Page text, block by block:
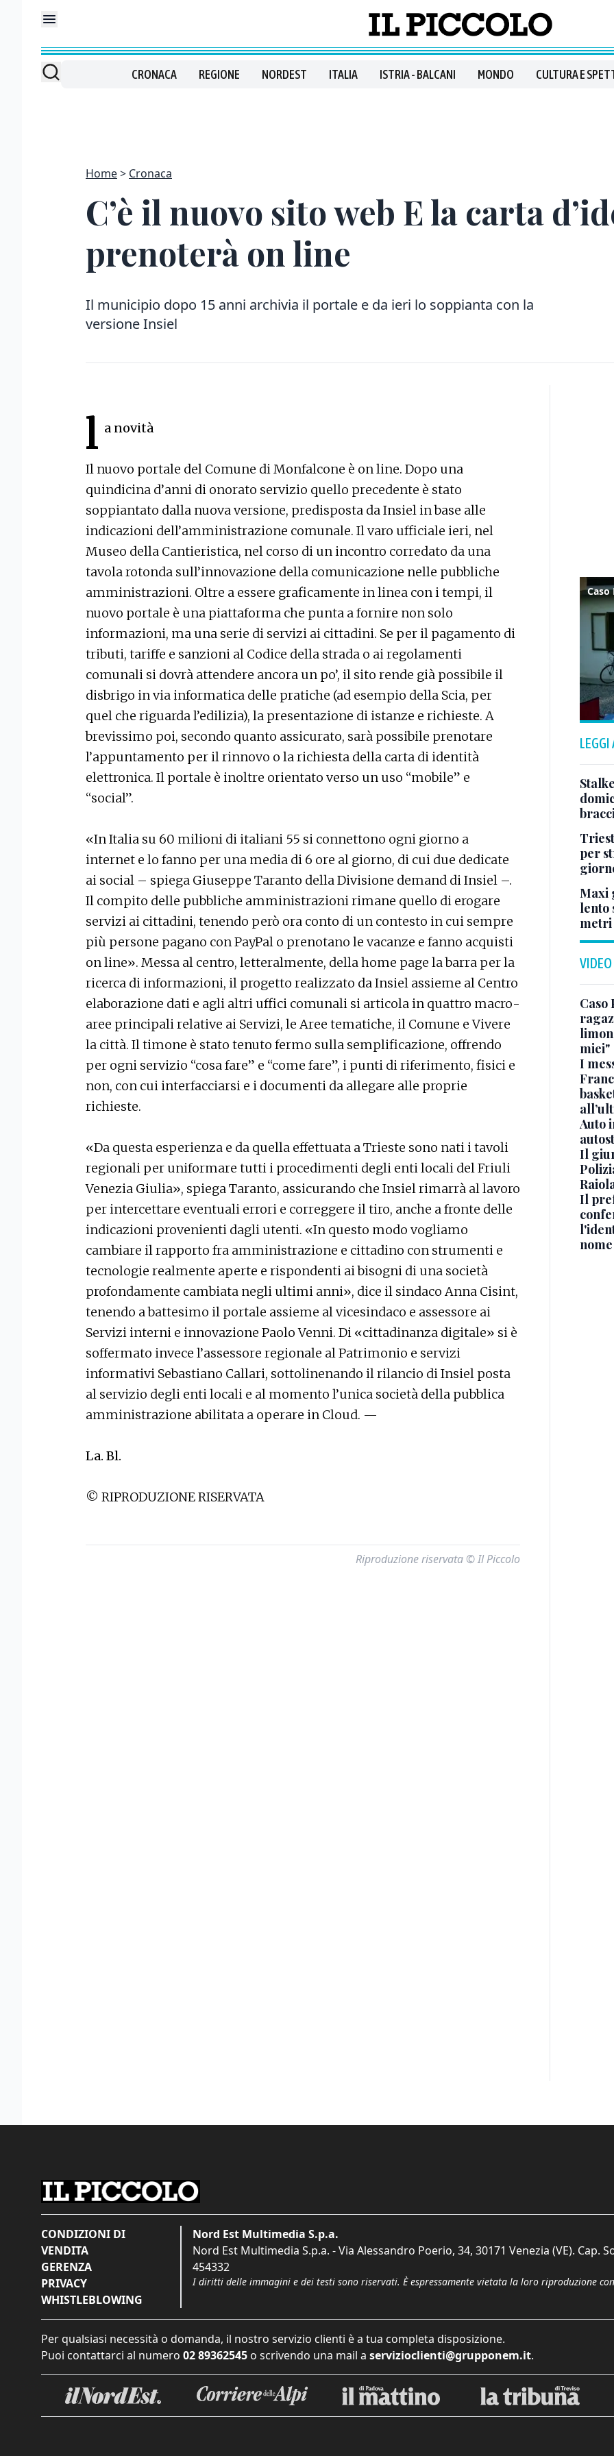
CRONACA REGIONE NORDEST ITALIA ISTRIA - BALCANI MONDO CULTURA E
Home Cronaca
C’è il nuovo sito web E la carta
prenoterà on line
Il municipio dopo 15 anni archivia il portale e da ieri lo soppianta con la
versione Insiel
l a novità
Il nuovo portale del Comune di Monfalcone è on line. Dopo una
quindicina d’anni di onorato servizio quello precedente è stato
soppiantato dalla nuova versione, predisposta da Insiel in base alle
indicazioni dell’amministrazione comunale. Il varo ufficiale ieri, nel
Museo della Cantieristica, nel corso di un incontro corredato da una
tavola rotonda sull’innovazione della comunicazione nelle pubbliche
amministrazioni. Oltre a essere graficamente in linea con i tempi, il
nuovo portale è una piattaforma che punta a fornire non solo
informazioni, ma una serie di servizi ai cittadini. Se per il pagamento di
tributi, tariffe e sanzioni al Codice della strada o ai regolamenti
comunali si dovrà attendere ancora un po’, il sito rende già possibile il
disbrigo in via informatica delle pratiche (ad esempio della Scia, per
quel che riguarda l’edilizia), la presentazione di istanze e richieste. A
brevissimo poi, secondo quanto assicurato, sarà possibile prenotare
l’appuntamento per il rinnovo o la richiesta della carta di identità
elettronica. Il portale è inoltre orientato verso un uso “mobile” e
“social”.
«In Italia su 60 milioni di italiani 55 si connettono ogni giorno a
internet e lo fanno per una media di 6 ore al giorno, di cui due dedicate
ai social – spiega Giuseppe Taranto della Divisione demand di Insiel –.
Il compito delle pubbliche amministrazioni rimane quello di erogare
servizi ai cittadini, tenendo però ora conto di un contesto in cui sempre
più persone pagano con PayPal o prenotano le vacanze e fanno acquisti
on line». Messa al centro, letteralmente, della home page la barra per la
ricerca di informazioni, il progetto realizzato da Insiel assieme al Centro
elaborazione dati e agli altri uffici comunali si articola in quattro macro-
aree principali relative ai Servizi, le Aree tematiche, il Comune e Vivere
la città. Il timone è stato tenuto fermo sulla semplificazione, offrendo
per ogni servizio “cosa fare” e “come fare”, i punti di riferimento, fisici e
non, con cui interfacciarsi e i documenti da allegare alle proprie
richieste.
«Da questa esperienza e da quella effettuata a Trieste sono nati i tavoli
regionali per uniformare tutti i procedimenti degli enti locali del Friuli
Venezia Giulia», spiega Taranto, assicurando che Insiel rimarrà al lavoro
per intercettare eventuali errori e correggere il tiro, anche a fronte delle
indicazioni provenienti dagli utenti. «In questo modo vogliamo
cambiare il rapporto fra amministrazione e cittadino con strumenti e
tecnologie realmente aperte e rispondenti ai bisogni di una società
profondamente cambiata negli ultimi anni», dice il sindaco Anna Cisint,
tenendo a battesimo il portale assieme al vicesindaco e assessore ai
Servizi interni e innovazione Paolo Venni. Di «cittadinanza digitale» si è
soffermato invece l’assessore regionale al Patrimonio e servizi
informativi Sebastiano Callari, sottolinenando il rilancio di Insiel posta
al servizio degli enti locali e al momento l’unica società della pubblica
amministrazione abilitata a operare in Cloud. —
La. Bl.
© RIPRODUZIONE RISERVATA
Riproduzione riservata © Il Piccolo
LEGGI
per
Maxi
lento
metri
VIDEO
Caso
miei"
I
Auto
Il
Il
nome
CONDIZIONI DI
VENDITA
GERENZA
PRIVACY
WHISTLEBLOWING
Nord Est Multimedia S.p.a.
Nord Est Multimedia S.p.a. - Via Alessandro Poerio, 34, 30171 Venezia (VE). Cap.
454332
I diritti delle immagini e dei testi sono riservati. È espressamente vietata la loro riproduzione
Per qualsiasi necessità o domanda, il nostro servizio clienti è a tua completa disposizione.
Puoi contattarci al numero 02 89362545 o scrivendo una mail a servizioclienti@grupponem.it.